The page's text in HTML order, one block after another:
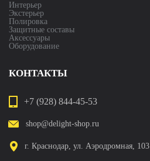
Интерьер
Экстерьер
Полировка
Защитные составы
Аксессуары
Оборудование
КОНТАКТЫ
+7 (928) 844-45-53
shop@delight-shop.ru
г. Краснодар, ул. Аэродромная, 103